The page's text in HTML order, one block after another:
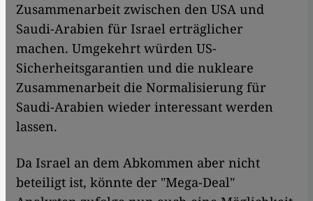
Zusammenarbeit zwischen den USA und
Saudi-Arabien für Israel erträglicher
machen. Umgekehrt würden US-
Sicherheitsgarantien und die nukleare
Zusammenarbeit die Normalisierung für
Saudi-Arabien wieder interessant werden
lassen.
Da Israel an dem Abkommen aber nicht
beteiligt ist, könnte der "Mega-Deal"